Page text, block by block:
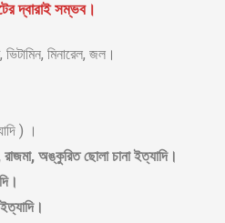
দ্বারাই সম্ভব।
মিনারেল, জল।
) ।
অঙ্কুরিত ছোলা চানা ইত্যাদি।